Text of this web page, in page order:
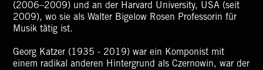
(2006–2009) und an der Harvard University, USA (seit
2009), wo sie als Walter Bigelow Rosen Professorin für
Musik tätig ist.
Georg Katzer (1935 - 2019) war ein Komponist mit
einem radikal anderen Hintergrund als Czernowin, war der